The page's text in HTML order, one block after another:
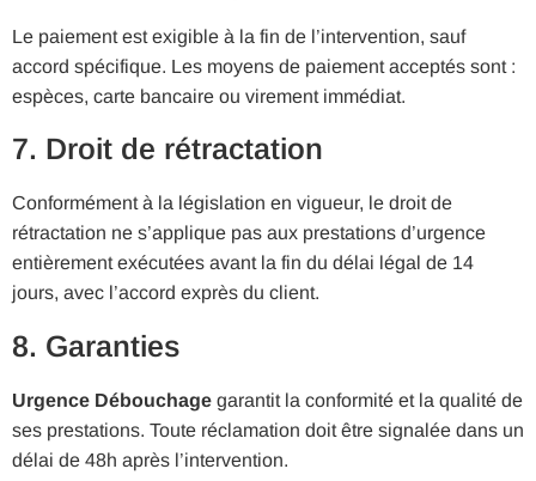
Le paiement est exigible à la fin de l’intervention, sauf
accord spécifique. Les moyens de paiement acceptés sont :
espèces, carte bancaire ou virement immédiat.
7. Droit de rétractation
Conformément à la législation en vigueur, le droit de
rétractation ne s’applique pas aux prestations d’urgence
entièrement exécutées avant la fin du délai légal de 14
jours, avec l’accord exprès du client.
8. Garanties
Urgence Débouchage garantit la conformité et la qualité de
ses prestations. Toute réclamation doit être signalée dans un
délai de 48h après l’intervention.